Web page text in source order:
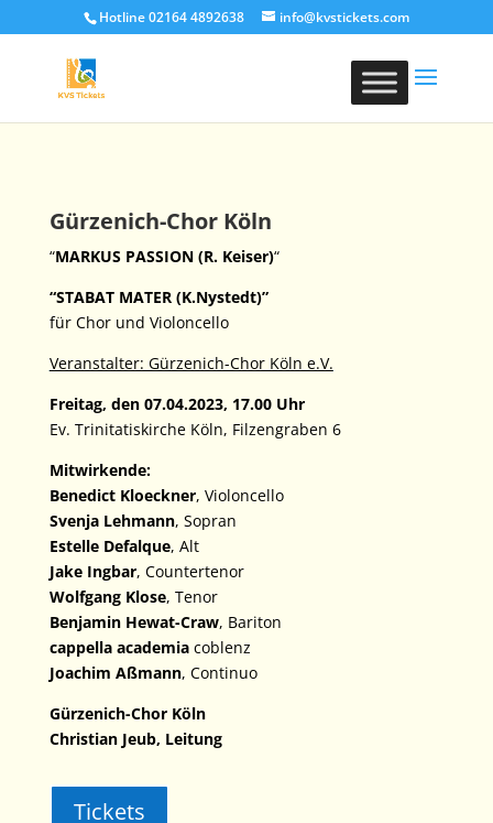
Hotline 02164 4892638 info@kvstickets.com
Gürzenich-Chor Köln
“MARKUS PASSION (R. Keiser)“
“STABAT MATER (K.Nystedt)”
für Chor und Violoncello
Veranstalter: Gürzenich-Chor Köln e.V.
Freitag, den 07.04.2023, 17.00 Uhr
Ev. Trinitatiskirche Köln, Filzengraben 6
Mitwirkende:
Benedict Kloeckner, Violoncello
Svenja Lehmann, Sopran
Estelle Defalque, Alt
Jake Ingbar, Countertenor
Wolfgang Klose, Tenor
Benjamin Hewat-Craw, Bariton
cappella academiacoblenz
Joachim Aßmann, Continuo
Gürzenich-Chor Köln
Christian Jeub, Leitung
Tickets